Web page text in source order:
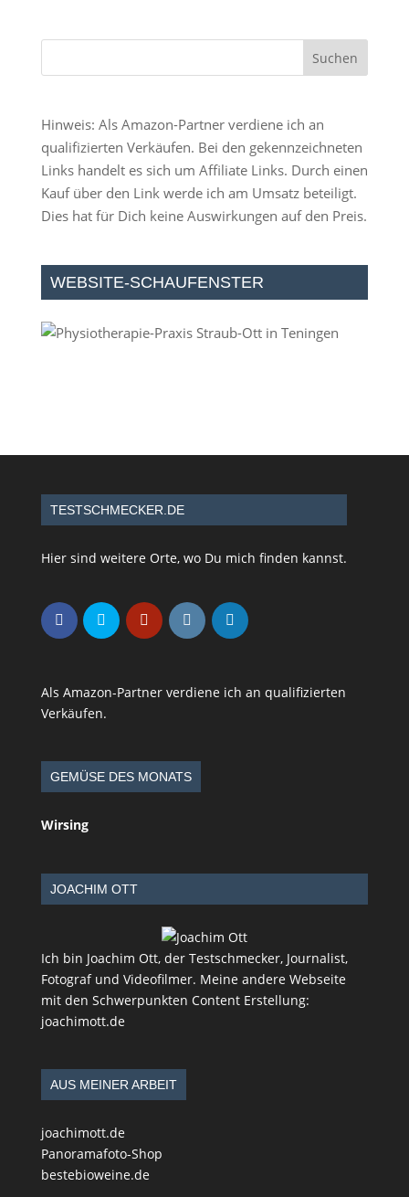
Hinweis: Als Amazon-Partner verdiene ich an
qualifizierten Verkäufen. Bei den gekennzeichneten
Links handelt es sich um Affiliate Links. Durch einen
Kauf über den Link werde ich am Umsatz beteiligt.
Dies hat für Dich keine Auswirkungen auf den Preis.
WEBSITE-SCHAUFENSTER
TESTSCHMECKER.DE
Hier sind weitere Orte, wo Du mich finden kannst.
Als Amazon-Partner verdiene ich an qualifizierten
Verkäufen.
GEMÜSE DES MONATS
Wirsing
JOACHIM OTT
Ich bin Joachim Ott, der Testschmecker, Journalist,
Fotograf und Videofilmer. Meine andere Webseite
mit den Schwerpunkten Content Erstellung:
joachimott.de
AUS MEINER ARBEIT
joachimott.de
Panoramafoto-Shop
bestebioweine.de